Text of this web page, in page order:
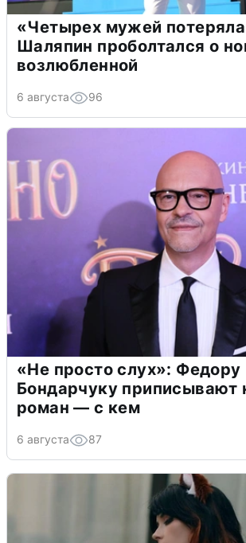
«Четырех мужей
Шаляпин проболтался о
возлюбленной
6 августа 96
«Не просто слух»: Федору
Бондарчуку приписывают
роман — с кем
6 августа 87